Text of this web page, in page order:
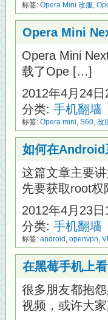
标签: Opera Mini 改服,
Opera Mini
Opera Mini
载了Ope […]
2012年4月24日
分类: 手机翻墙
标签: Opera mini, S60, 改
如何在Android
这篇文章主要
先要获取root
2012年4月23日
分类: 手机翻墙
标签: android , openvpn,
在黑莓手机上
很多朋友都抱
视频，或许大